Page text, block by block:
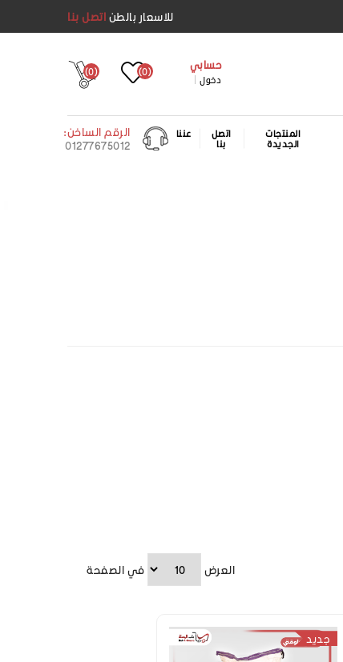
للاسعار بالطن اتصل بنا
حسابي
دخول
(0)
(0)
المنتجات
الجديدة
اتصل
بنا
عننا
الرقم الساخن:
01277675012
العرض في الصفحة
جديد